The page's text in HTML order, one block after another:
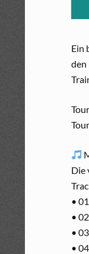
Ein
den
Die
•
•
•
•